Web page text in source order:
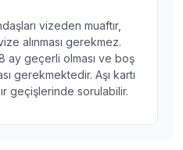
vizeden muaftır,
alınması gerekmez.
ay geçerli olması ve boş
gerekmektedir. Aşı kartı
geçişlerinde sorulabilir.